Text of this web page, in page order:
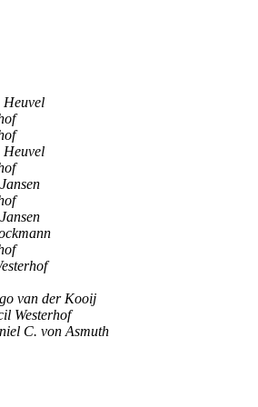
Heuvel
Heuvel
van der Kooij
Westerhof
C. von Asmuth